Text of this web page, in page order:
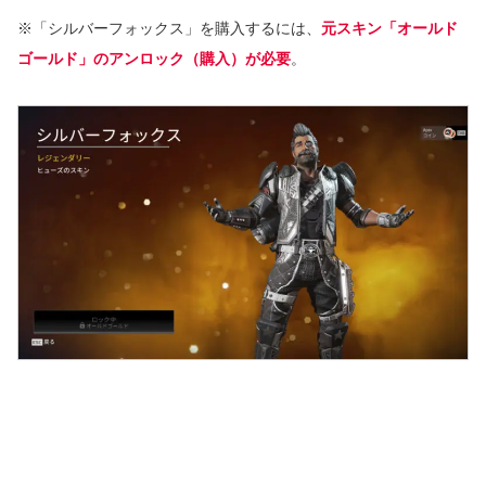
※「シルバーフォックス」を購入するには、 元スキン「オールド
ゴールド」のアンロック（購入）が必要。